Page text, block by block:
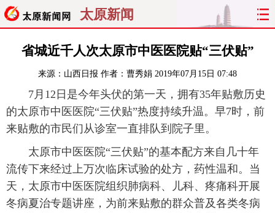
太原新闻
首页 聚焦 太原 山西
经济 关注 文明 出行
纵横 曝光 综合 专题
看天下 晋月读 最太原 网罗民生
太原日报 太原晚报 热评 社区
省城近千人次太原市中医医院贴“三伏贴”
来源： 山西日报 作者：曹秀娟 2019年07月15日 07:48
7月12日是今年头伏的第一天，拥有35年贴敷历史
的太原市中医医院“三伏贴”热度持续升温。早7时，前
来贴敷的市民们从诊室一直排队到院子里。
太原市中医医院“三伏贴”的基本配方来自几十年
流传下来经过上万次临床试验的处方，药性温和。当
天，太原市中医医院组织肺病科、儿科、疼痛科开展
冬病夏治专题讲座，为前来贴敷的群众普及各类冬病